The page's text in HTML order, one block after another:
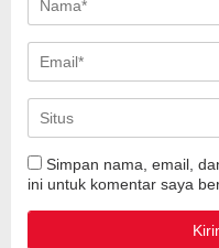
Simpan nama, email,
ini untuk komentar saya